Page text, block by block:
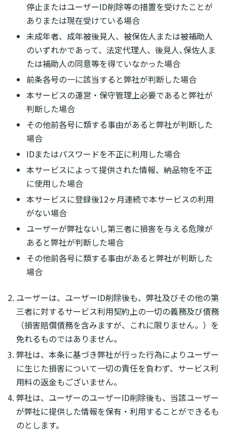
停止またはユーザーID削除等の措置を受けたことが
ありまたは現在受けている場合
未成年者、成年被後見人、被保佐人または被補助人
のいずれかであって、法定代理人、後見人､保佐人ま
たは補助人の同意等を得ていなかった場合
前条各号の一に該当すると弊社が判断した場合
本サービスの運営・保守管理上必要であると弊社が
判断した場合
その他前各号に類する事由があると弊社が判断した
場合
IDまたはパスワードを不正に利用した場合
本サービスによって提供された情報、納品物を不正
に使用した場合
本サービスに登録後12ヶ月連続で本サービスの利用
がない場合
ユーザーが弊社ないし第三者に損害を与える危険が
あると弊社が判断した場合
その他前各号に類する事由があると弊社が判断した
場合
ユーザーは、ユーザーID削除後も、弊社及びその他の第
三者に対するサービス利用契約上の一切の義務及び債務
（損害賠償債務を含みますが、これに限りません。）を
免れるものではありません。
弊社は、本条に基づき弊社が行った行為によりユーザー
に生じた損害について一切の責任を負わず、サービス利
用料の返金もございません。
弊社は、ユーザーのユーザーID削除後も、当該ユーザー
が弊社に提供した情報を保有・利用することができるも
のとします。